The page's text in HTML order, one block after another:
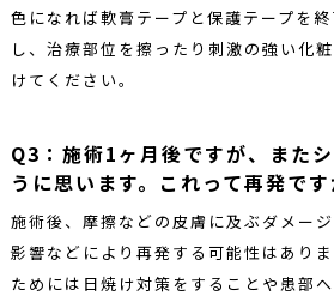
色になれば軟膏テープと保護テープを
し、治療部位を擦ったり刺激の強い化
けてください。
Q3：施術1ヶ月後ですが、また
うに思います。これって再発です
施術後、摩擦などの皮膚に及ぶダメー
影響などにより再発する可能性はあり
ためには日焼け対策をすることや患部